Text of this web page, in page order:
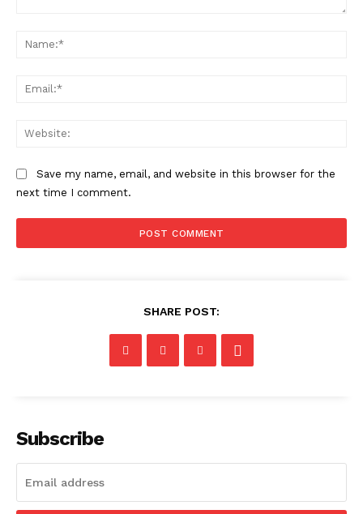
Save my name, email, and website in this browser for the
next time I comment.
SHARE POST:
Subscribe